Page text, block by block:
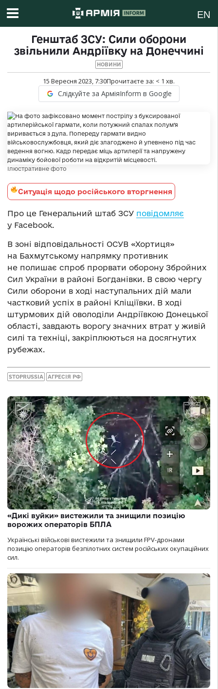
EN
Генштаб ЗСУ: Сили оборони
звільнили Андріївку на Донеччині
НОВИНИ
15 Вересня 2023, 7:30Прочитаєте за: < 1 хв.
Слідкуйте за АрміяInform в Google
Ілюстративне фото
Ситуація щодо російського вторгнення
Про це Генеральний штаб ЗСУ повідомляє
у Facebook.
В зоні відповідальності ОСУВ «Хортиця»
на Бахмутському напрямку противник
не полишає спроб прорвати оборону Збройних
Сил України в районі Богданівки. В свою чергу
Сили оборони в ході наступальних дій мали
частковий успіх в районі Кліщіївки. В ході
штурмових дій оволоділи Андріївкою Донецької
області, завдають ворогу значних втрат у живій
силі та техніці, закріплюються на досягнутих
рубежах.
STOPRUSSIA АГРЕСІЯ РФ
«Дикі вуйки» вистежили та знищили позицію
ворожих операторів БПЛА
Українські військові вистежили та знищили FPV-дронами
позицію операторів безпілотних систем російських окупаційних
сил.